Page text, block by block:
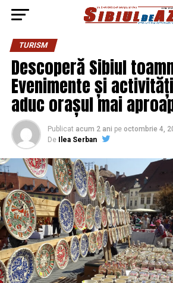
TURISM
Descoperă Sibiul
Evenimente și
aduc orașul mai
Publicat acum 2 ani pe octombrie 4,
De
Ilea Serban